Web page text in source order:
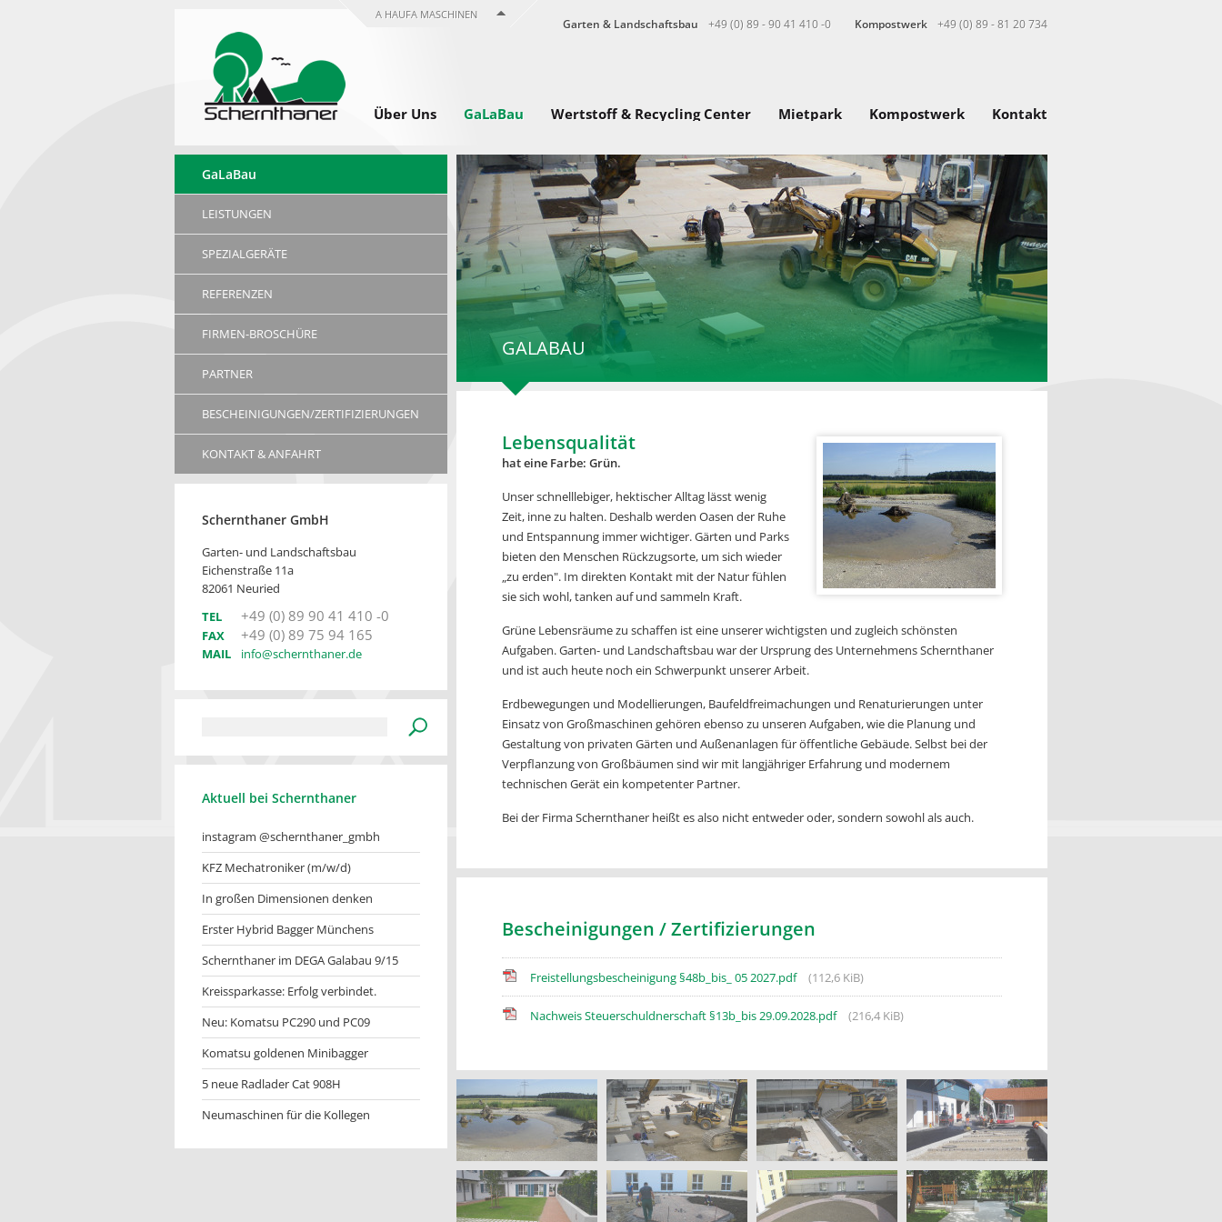
A HAUFA MASCHINEN
Garten & Landschaftsbau +49 (0) 89 - 90 41 410 -0 Kompostwerk +49 (0) 89 - 81 20 734
Über Uns GaLaBau Wertstoff & Recycling Center Mietpark Kompostwerk Kontakt
GaLaBau
LEISTUNGEN
SPEZIALGERÄTE
REFERENZEN
FIRMEN-BROSCHÜRE
PARTNER
BESCHEINIGUNGEN/ZERTIFIZIERUNGEN
KONTAKT & ANFAHRT
Schernthaner GmbH
Garten- und Landschaftsbau
Eichenstraße 11a
82061 Neuried
TEL
+49 (0) 89 90 41 410 -0
FAX +49 (0) 89 75 94 165
MAIL info@schernthaner.de
Aktuell bei Schernthaner
instagram @schernthaner_gmbh
KFZ Mechatroniker (m/w/d)
In großen Dimensionen denken
Erster Hybrid Bagger Münchens
Schernthaner im DEGA Galabau 9/15
Kreissparkasse: Erfolg verbindet.
Neu: Komatsu PC290 und PC09
Komatsu goldenen Minibagger
5 neue Radlader Cat 908H
Neumaschinen für die Kollegen
Lebensqualität
hat eine Farbe: Grün.
Unser schnelllebiger, hektischer Alltag lässt wenig
Zeit, inne zu halten. Deshalb werden Oasen der Ruhe
und Entspannung immer wichtiger. Gärten und Parks
bieten den Menschen Rückzugsorte, um sich wieder
„zu erden". Im direkten Kontakt mit der Natur fühlen
sie sich wohl, tanken auf und sammeln Kraft.
Grüne Lebensräume zu schaffen ist eine unserer wichtigsten und zugleich schönsten
Aufgaben. Garten- und Landschaftsbau war der Ursprung des Unternehmens Schernthaner
und ist auch heute noch ein Schwerpunkt unserer Arbeit.
Erdbewegungen und Modellierungen, Baufeldfreimachungen und Renaturierungen unter
Einsatz von Großmaschinen gehören ebenso zu unseren Aufgaben, wie die Planung und
Gestaltung von privaten Gärten und Außenanlagen für öffentliche Gebäude. Selbst bei der
Verpflanzung von Großbäumen sind wir mit langjähriger Erfahrung und modernem
technischen Gerät ein kompetenter Partner.
Bei der Firma Schernthaner heißt es also nicht entweder oder, sondern sowohl als auch.
Bescheinigungen / Zertifizierungen
Freistellungsbescheinigung §48b_bis_ 05 2027.pdf (112,6 KiB)
Nachweis Steuerschuldnerschaft §13b_bis 29.09.2028.pdf (216,4 KiB)
GALABAU